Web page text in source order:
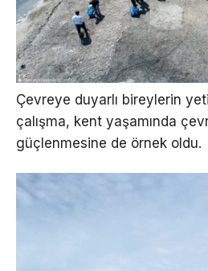
Çevreye duyarlı bireylerin
çalışma, kent yaşamında
güçlenmesine de örnek oldu.